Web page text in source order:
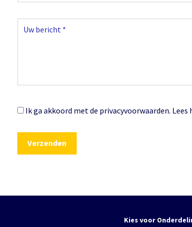
Ik ga akkoord met de privacyvoorwaarden. Lees
Kies voor